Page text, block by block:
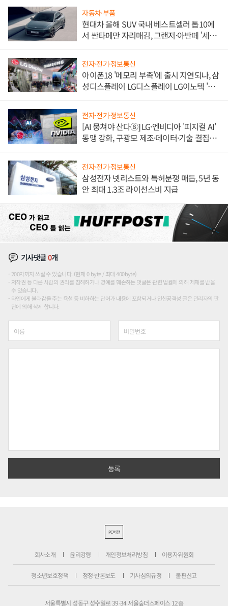
자동차·부품
현대차 올해 SUV 국내 베스트셀러 톱10에
서 싼타페만 자리매김, 그랜저·아반떼 '세단
전자·전기·정보통신
아이폰18 '메모리 부족'에 출시 지연되나, 삼
성디스플레이 LG디스플레이 LG이노텍 '탈
전자·전기·정보통신
[AI 뭉쳐야 산다⑧] LG·엔비디아 '피지컬 AI'
동맹 강화, 구광모 제조·데이터·기술 결집
전자·전기·정보통신
삼성전자 넷리스트와 특허분쟁 매듭, 5년 동
안 최대 1.3조 라이선스비 지급
기사댓글0개
200자까지 쓰실 수 있습니다. (현재 0 byte / 최대 400byte)
저작권 등 다른 사람의 권리를 침해하거나 명예를 훼손하는 댓글은 관련 법률에 의해 제재를 받을
수 있습니다.
타인에게 불쾌감을 주는 욕설 등 비하하는 단어가 내용에 포함되거나 인신공격성 글은 관리자의 판
단에 의해 삭제 합니다.
PC버전
회사소개 윤리강령 개인정보처리방침 이용자위원회
청소년보호정책 정정·반론보도 기사심의규정 불편신고
서울특별시 성동구 성수일로 39-34 서울숲더스페이스 12층